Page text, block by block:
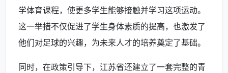
学体育课程，使更多学生能够接触并学习这项运动。
这一举措不仅促进了学生身体素质的提高，也激发了
他们对足球的兴趣，为未来人才的培养奠定了基础。
同时，在政策引导下，江苏省还建立了一套完整的青